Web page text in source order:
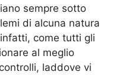
sempre sotto
di alcuna natura
come tutti gli
al meglio
laddove vi